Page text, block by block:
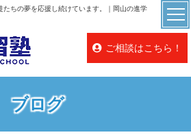
ちの夢を応援し続けています。｜岡山の進学
ご相談はこちら！
ブログ